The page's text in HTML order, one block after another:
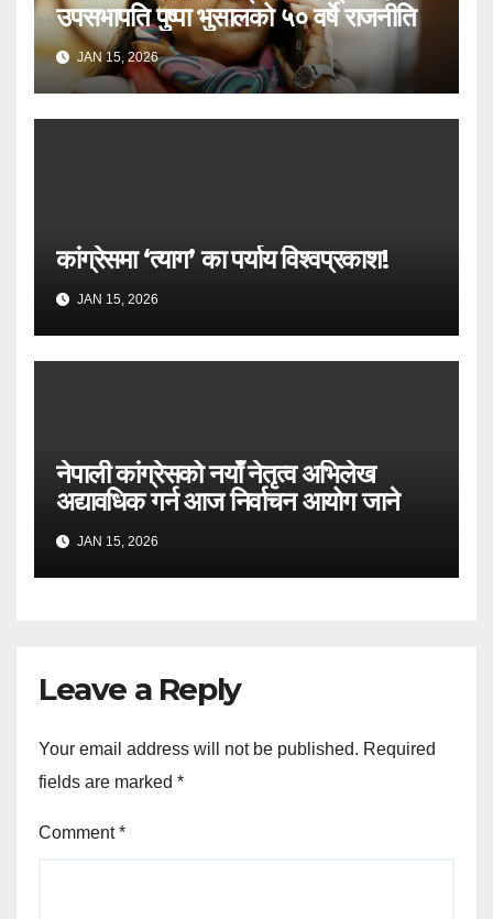
उपसभापति पुष्पा भुसालको ५० वर्षे राजनीति
JAN 15, 2026
कांग्रेसमा ‘त्याग’ का पर्याय विश्वप्रकाश!
JAN 15, 2026
नेपाली कांग्रेसको नयाँ नेतृत्व अभिलेख
अद्यावधिक गर्न आज निर्वाचन आयोग जाने
JAN 15, 2026
Leave a Reply
Your email address will not be published. Required
fields are marked *
Comment*